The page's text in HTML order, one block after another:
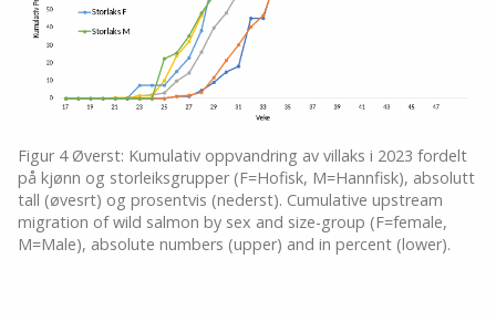
Figur 4 Øverst: Kumulativ oppvandring av villaks i 2023 fordelt
på kjønn og storleiksgrupper (F=Hofisk, M=Hannfisk), absolutt
tall (øvesrt) og prosentvis (nederst). Cumulative upstream
migration of wild salmon by sex and size-group (F=female,
M=Male), absolute numbers (upper) and in percent (lower).